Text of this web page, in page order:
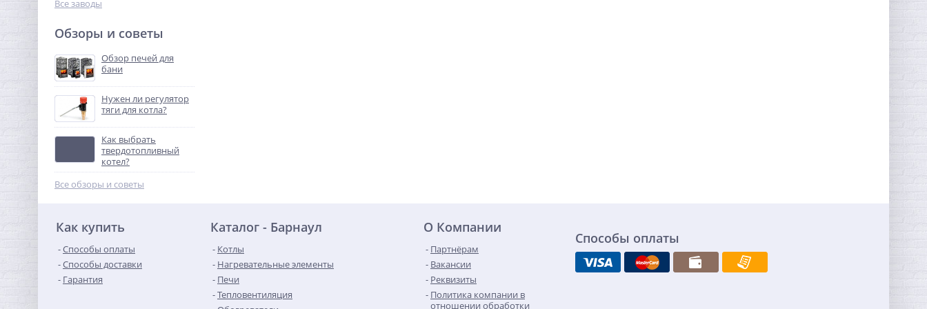
Все заводы
Обзоры и советы
Обзор печей для
бани
Нужен ли регулятор
тяги для котла?
Как выбрать
твердотопливный
котел?
Все обзоры и советы
Как купить
Способы оплаты
Способы доставки
Гарантия
Каталог - Барнаул
Котлы
Нагревательные элементы
Печи
Тепловентиляция
О Компании
Партнёрам
Вакансии
Реквизиты
Политика компании в
отношении обработки
Способы оплаты